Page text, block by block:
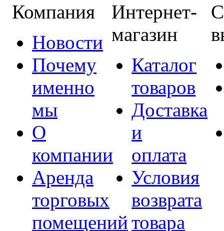
Компания
Новости
Почему
именно
мы
О
компании
Аренда
торговых
помещений
Интернет-
магазин
Каталог
товаров
Доставка
и
оплата
Условия
возврата
товара